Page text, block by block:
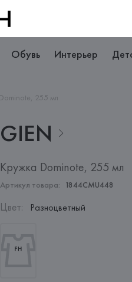
Обувь Интерьер
255 мл
GIEN
Кружка Dominote, 255 мл
Артикул товара: 1844CMU448
Цвет: Разноцветный